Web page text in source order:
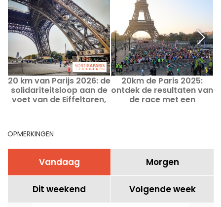
20 km van Parijs 2026: de
solidariteitsloop aan de
voet van de Eiffeltoren,
20km de Paris 2025:
ontdek de resultaten van
de race met een
OPMERKINGEN
Vandaag Morgen
Dit weekend Volgende week